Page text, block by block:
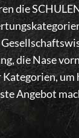
die
die Nase
Angebot